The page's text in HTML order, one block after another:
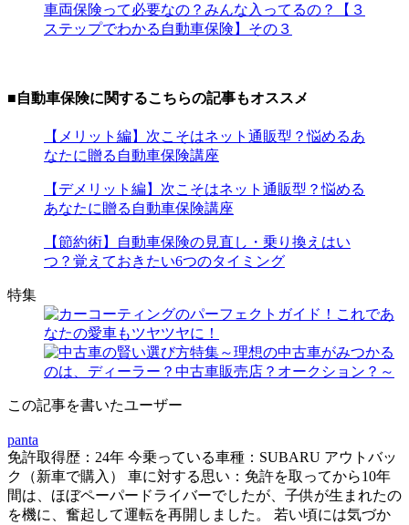
車両保険って必要なの？みんな入ってるの？【３
ステップでわかる自動車保険】その３
■自動車保険に関するこちらの記事もオススメ
【メリット編】次こそはネット通販型？悩めるあ
なたに贈る自動車保険講座
【デメリット編】次こそはネット通販型？悩める
あなたに贈る自動車保険講座
【節約術】自動車保険の見直し・乗り換えはい
つ？覚えておきたい6つのタイミング
特集
この記事を書いたユーザー
panta
免許取得歴：24年 今乗っている車種：SUBARU アウトバッ
ク（新車で購入） 車に対する思い：免許を取ってから10年
間は、ほぼペーパードライバーでしたが、子供が生まれたの
を機に、奮起して運転を再開しました。 若い頃には気づか